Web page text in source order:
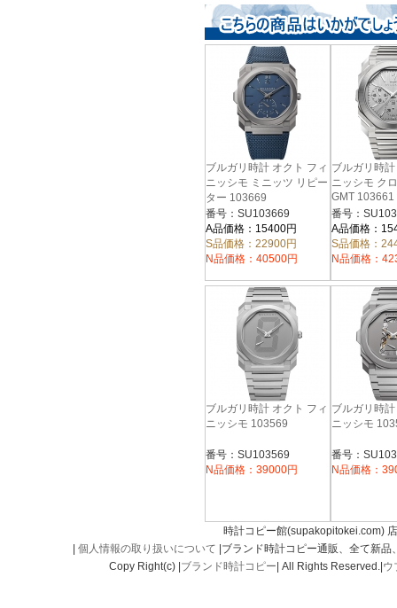
ブルガリ時計 オクト フィ
ニッシモ ミニッツ リピー
ター 103669
番号：SU103669
A品価格：15400円
S品価格：22900円
N品価格：40500円
ブルガリ時
ニッシモ ク
GMT 103661
番号：
A品価格：
S品価格：
N品価格：
ブルガリ時計 オクト フィ
ニッシモ 103569
番号：SU103569
N品価格：39000円
ブルガリ時
ニッシモ
番号：
N品価格：
時計コピー館(supakopitokei.com)
個人情報の取り扱いについて |ブランド時計コピー通販、全て新
Copy Right(c) | ブランド時計コピー | All Rights Reserved.| ウ